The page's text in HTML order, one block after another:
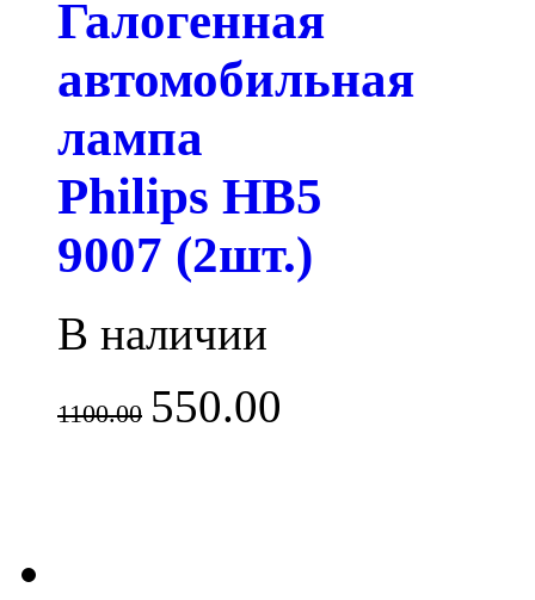
Галогенная
автомобильная
лампа
Philips HB5
9007 (2шт.)
В наличии
1100.00 550.00